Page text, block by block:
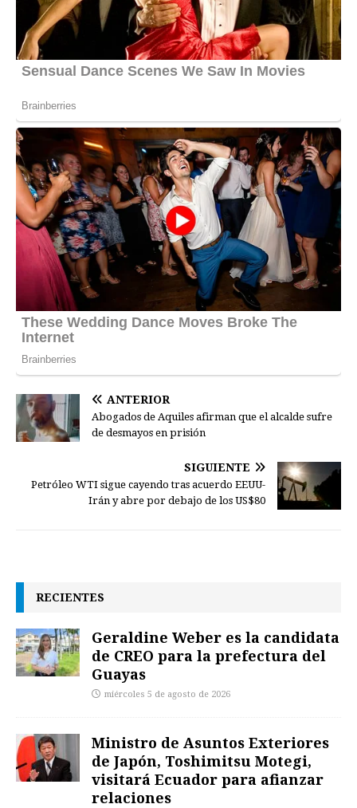
ANTERIOR
Abogados de Aquiles afirman que el alcalde sufre
de desmayos en prisión
SIGUIENTE
Petróleo WTI sigue cayendo tras acuerdo EEUU-
Irán y abre por debajo de los US$80
RECIENTES
Geraldine Weber es la candidata
de CREO para la prefectura del
Guayas
miércoles 5 de agosto de 2026
Ministro de Asuntos Exteriores
de Japón, Toshimitsu Motegi,
visitará Ecuador para afianzar
relaciones